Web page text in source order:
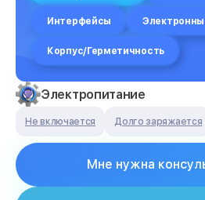
Интерфейсы
Корпус/Герметичность
Электропитание
Не включается Долго заряжается
Мне нужна